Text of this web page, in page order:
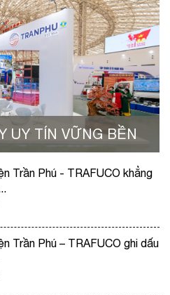
UY TÍN VỮNG BỀN
Trần Phú - TRAFUCO khẳng
Trần Phú – TRAFUCO ghi dấu